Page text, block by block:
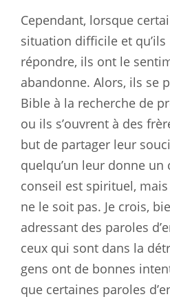
Cependant, lorsque
situation difficile et
répondre, ils ont le
abandonne. Alors, ils se
Bible à la recherche de
ou ils s’ouvrent à des
but de partager leur
quelqu’un leur donne un
conseil est spirituel,
ne le soit pas. Je crois,
adressant des paroles
ceux qui sont dans la
gens ont de bonnes
que certaines paroles